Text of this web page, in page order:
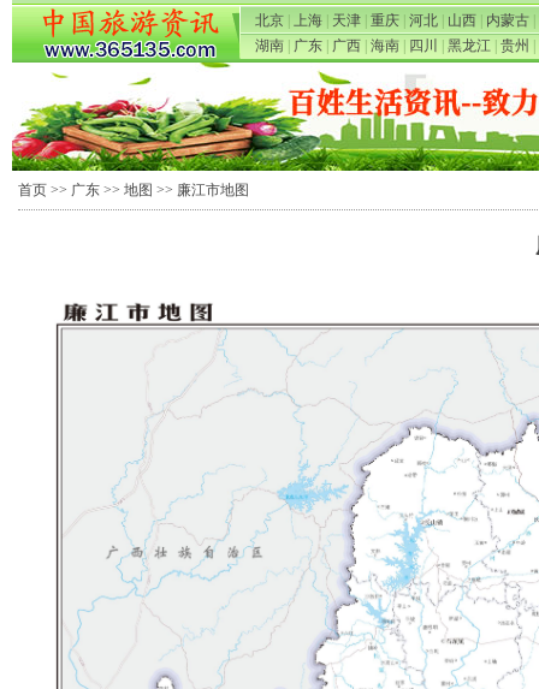
北京 上海 天津 重庆 河北 山西 内蒙古
湖南
广东 广西 海南 四川 黑龙江 贵州
首页 >> 广东 >> 地图 >> 廉江市地图